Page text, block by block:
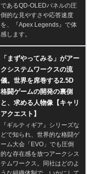
であるQD-OLEDパネルの圧
倒的な見やすさや応答速度
を、『Apex Legends』で体
感します。
「まずやってみる」がアー
クシステムワークスの流
儀。世界を席巻する2.5D
格闘ゲームの開発の裏側
と、求める人物像【キャリ
アクエスト】
『ギルティギア』シリーズな
どで知られ、世界的な格闘ゲ
ーム大会「EVO」でも圧倒
的な存在感を放つアークシス
テムワークス。同社はどのよ